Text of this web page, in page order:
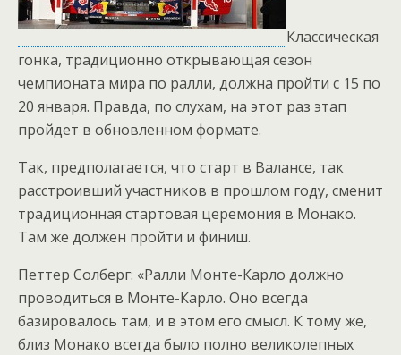
Классическая
гонка, традиционно открывающая сезон
чемпионата мира по ралли, должна пройти с 15 по
20 января. Правда, по слухам, на этот раз этап
пройдет в обновленном формате.
Так, предполагается, что старт в Валансе, так
расстроивший участников в прошлом году, сменит
традиционная стартовая церемония в Монако.
Там же должен пройти и финиш.
Петтер Солберг: «Ралли Монте-Карло должно
проводиться в Монте-Карло. Оно всегда
базировалось там, и в этом его смысл. К тому же,
близ Монако всегда было полно великолепных